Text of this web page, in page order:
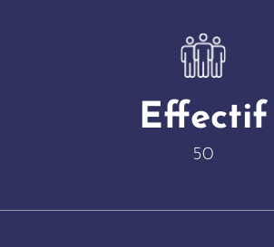
Effectif
50